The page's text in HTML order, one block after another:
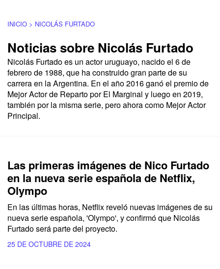
INICIO > NICOLÁS FURTADO
Noticias sobre Nicolás Furtado
Nicolás Furtado es un actor uruguayo, nacido el 6 de
febrero de 1988, que ha construido gran parte de su
carrera en la Argentina. En el año 2016 ganó el premio de
Mejor Actor de Reparto por El Marginal y luego en 2019,
también por la misma serie, pero ahora como Mejor Actor
Principal.
Las primeras imágenes de Nico Furtado
en la nueva serie española de Netflix,
Olympo
En las últimas horas, Netflix reveló nuevas imágenes de su
nueva serie española, 'Olympo', y confirmó que Nicolás
Furtadoserá parte del proyecto.
25 DE OCTUBRE DE 2024